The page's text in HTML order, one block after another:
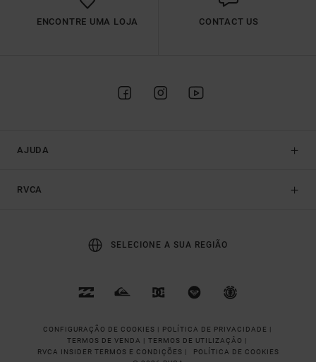
ENCONTRE UMA LOJA CONTACT US
AJUDA
RVCA
SELECIONE A SUA REGIÃO
CONFIGURAÇÃO DE COOKIES |
POLÍTICA DE PRIVACIDADE |
TERMOS DE VENDA | TERMOS DE UTILIZAÇÂO |
RVCA INSIDER TERMOS E CONDIÇÕES |
POLÍTICA DE COOKIES